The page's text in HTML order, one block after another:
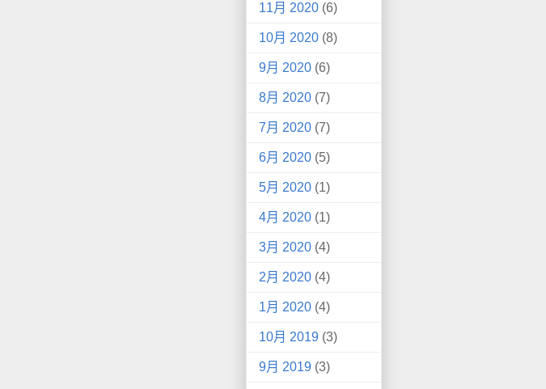
11月 2020 (6)
10月 2020 (8)
9月 2020 (6)
8月 2020 (7)
7月 2020 (7)
6月 2020 (5)
5月 2020 (1)
4月 2020 (1)
3月 2020 (4)
2月 2020 (4)
1月 2020 (4)
10月 2019 (3)
9月 2019 (3)